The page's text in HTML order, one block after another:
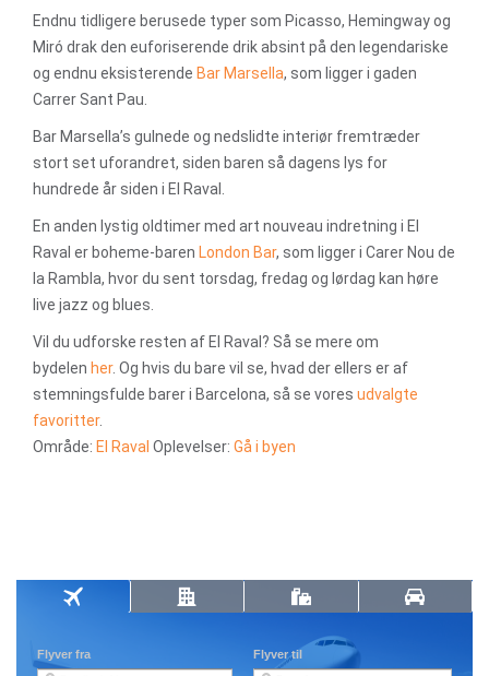
Endnu tidligere berusede typer som Picasso, Hemingway og
Miró drak den euforiserende drik absint på den legendariske
og endnu eksisterende Bar Marsella, som ligger i gaden
Carrer Sant Pau.
Bar Marsella’s gulnede og nedslidte interiør fremtræder
stort set uforandret, siden baren så dagens lys for
hundrede år siden i El Raval.
En anden lystig oldtimer med art nouveau indretning i El
Raval er boheme-baren London Bar, som ligger i Carer Nou de
la Rambla, hvor du sent torsdag, fredag og lørdag kan høre
live jazz og blues.
Vil du udforske resten af El Raval? Så se mere om
bydelen her. Og hvis du bare vil se, hvad der ellers er af
stemningsfulde barer i Barcelona, så se vores udvalgte
favoritter.
Område: El Raval Oplevelser: Gå i byen